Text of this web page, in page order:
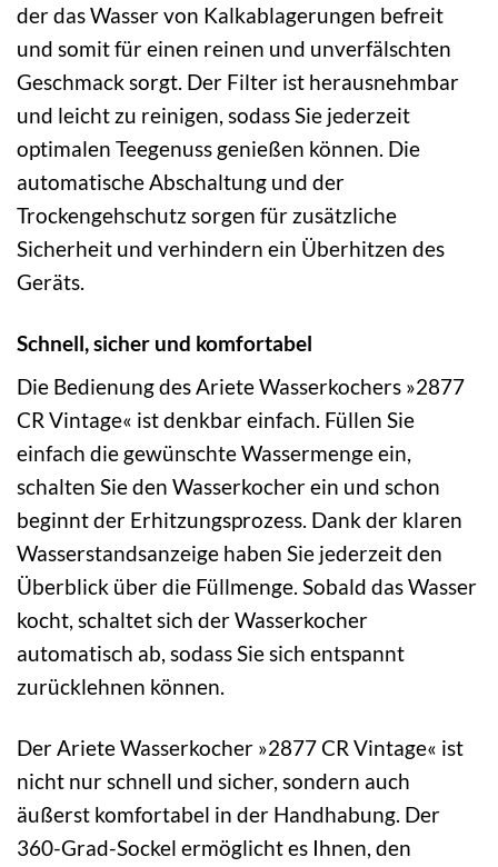
der das Wasser von Kalkablagerungen befreit
und somit für einen reinen und unverfälschten
Geschmack sorgt. Der Filter ist herausnehmbar
und leicht zu reinigen, sodass Sie jederzeit
optimalen Teegenuss genießen können. Die
automatische Abschaltung und der
Trockengehschutz sorgen für zusätzliche
Sicherheit und verhindern ein Überhitzen des
Geräts.
Schnell, sicher und komfortabel
Die Bedienung des Ariete Wasserkochers »2877
CR Vintage« ist denkbar einfach. Füllen Sie
einfach die gewünschte Wassermenge ein,
schalten Sie den Wasserkocher ein und schon
beginnt der Erhitzungsprozess. Dank der klaren
Wasserstandsanzeige haben Sie jederzeit den
Überblick über die Füllmenge. Sobald das Wasser
kocht, schaltet sich der Wasserkocher
automatisch ab, sodass Sie sich entspannt
zurücklehnen können.
Der Ariete Wasserkocher »2877 CR Vintage« ist
nicht nur schnell und sicher, sondern auch
äußerst komfortabel in der Handhabung. Der
360-Grad-Sockel ermöglicht es Ihnen, den